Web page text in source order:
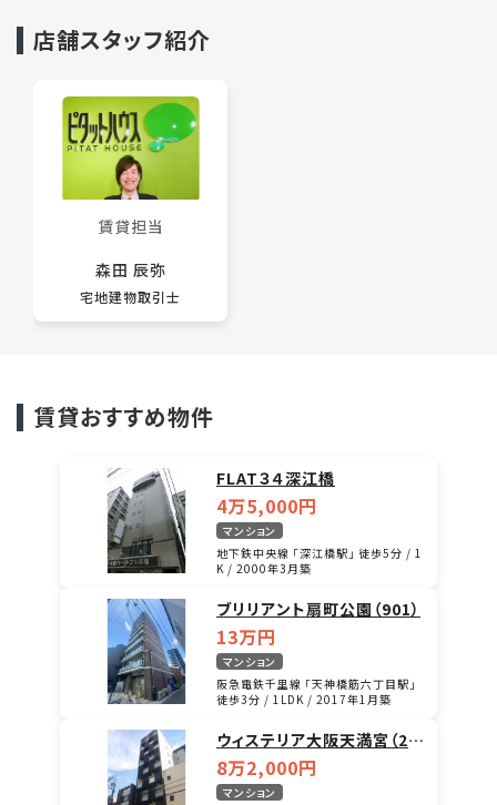
店舗スタッフ紹介
賃貸担当
森田 辰弥
宅地建物取引士
賃貸おすすめ物件
FLAT３４深江橋
4万5,000円
マンション
地下鉄中央線 「深江橋駅」 徒歩5分 / 1
K / 2000年3月築
ブリリアント扇町公園（901）
13万円
マンション
阪急電鉄千里線 「天神橋筋六丁目駅」
徒歩3分 / 1LDK / 2017年1月築
ウィステリア大阪天満宮（20
1）
8万2,000円
マンション